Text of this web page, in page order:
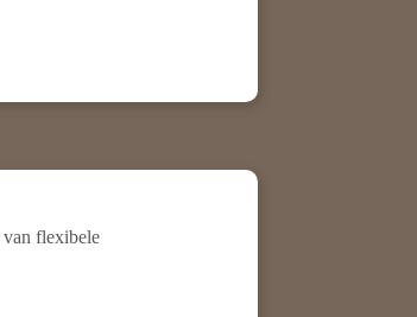
flexibele